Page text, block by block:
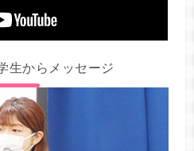
生からメッセージ